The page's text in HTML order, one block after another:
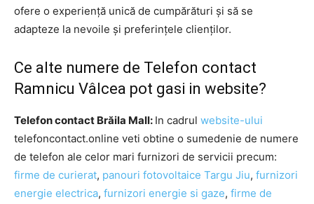
ofere o experiență unică de cumpărături și să se
adapteze la nevoile și preferințele clienților.
Ce alte numere de Telefon contact
Ramnicu Vâlcea pot gasi in website?
Telefon contact Brăila Mall: In cadrul website-ului
telefoncontact.online veti obtine o sumedenie de numere
de telefon ale celor mari furnizori de servicii precum:
firme de curierat, panouri fotovoltaice Targu Jiu, furnizori
energie electrica, furnizori energie si gaze, firme de